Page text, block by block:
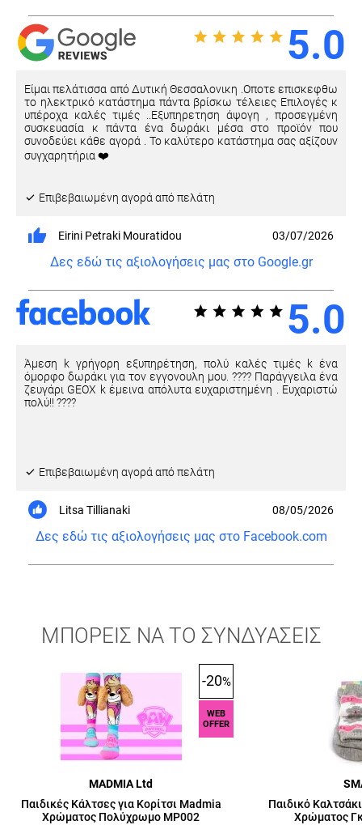
5.0
Είμαι πελάτισσα από Δυτική Θεσσαλονικη .Οποτε επισκεφθω
το ηλεκτρικό κατάστημα πάντα βρίσκω τέλειες Επιλογές κ
υπέροχα καλές τιμές ..Εξυπηρετηση άψογη , προσεγμένη
συσκευασία κ πάντα ένα δωράκι μέσα στο προϊόν που
συνοδεύει κάθε αγορά . Το καλύτερο κατάστημα σας αξίζουν
συγχαρητήρια ❤️
Eπιβεβαιωμένη αγορά από πελάτη
Eirini Petraki Mouratidou 03/07/2026
Δες εδώ τις αξιολογήσεις μας στο Google.gr
5.0
Άμεση k γρήγορη εξυπηρέτηση, πολύ καλές τιμές k ένα
όμορφο δωράκι για τον εγγονουλη μου. ???? Παράγγειλα ένα
ζευγάρι GEOX k έμεινα απόλυτα ευχαριστημένη . Ευχαριστώ
πολύ!! ????
Eπιβεβαιωμένη αγορά από πελάτη
Litsa Tillianaki 08/05/2026
Δες εδώ τις αξιολογήσεις μας στο Facebook.com
ΜΠΟΡΕΙΣ ΝΑ ΤΟ ΣΥΝΔΥΑΣΕΙΣ
-20%
WEB
OFFER
MADMIA Ltd
Παιδικές Κάλτσες για Κορίτσι Madmia
Χρώματος Πολύχρωμο MP002
Παιδικό
Χρώματος